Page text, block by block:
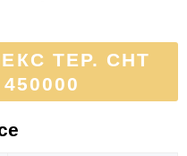
ТЕР. СНТ